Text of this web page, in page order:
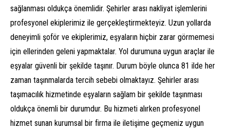
sağlanması oldukça önemlidir. Şehirler arası nakliyat işlemlerini
profesyonel ekiplerimiz ile gerçekleştirmekteyiz. Uzun yollarda
deneyimli şoför ve ekiplerimiz, eşyaların hiçbir zarar görmemesi
için ellerinden geleni yapmaktalar. Yol durumuna uygun araçlar ile
eşyalar güvenli bir şekilde taşınır. Durum böyle olunca 81 ilde her
zaman taşınmalarda tercih sebebi olmaktayız. Şehirler arası
taşımacılık hizmetinde eşyaların sağlam bir şekilde taşınması
oldukça önemli bir durumdur. Bu hizmeti alırken profesyonel
hizmet sunan kurumsal bir firma ile iletişime geçmeniz uygun